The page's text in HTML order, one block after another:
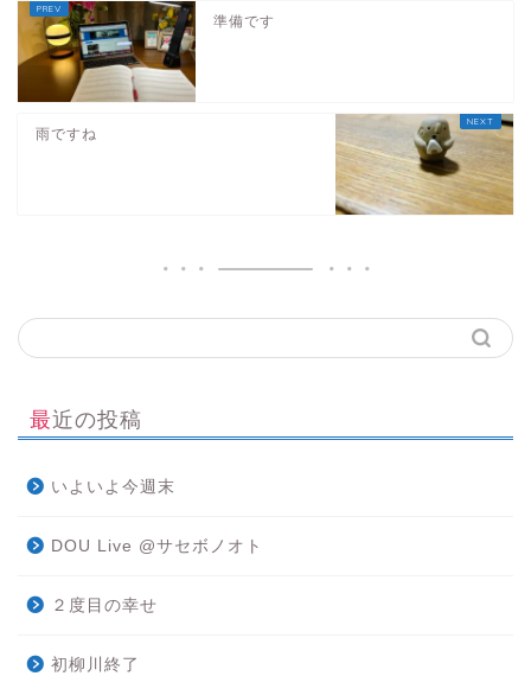
準備です
雨ですね
最近の投稿
いよいよ今週末
DOU Live @サセボノオト
２度目の幸せ
初柳川終了